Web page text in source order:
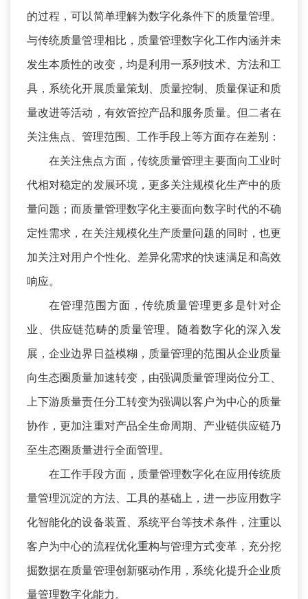
的过程，可以简单理解为数字化条件下的质量管理。
与传统质量管理相比，质量管理数字化工作内涵并未
发生本质性的改变，均是利用一系列技术、方法和工
具，系统化开展质量策划、质量控制、质量保证和质
量改进等活动，有效管控产品和服务质量。但二者在
关注焦点、管理范围、工作手段上等方面存在差别：
在关注焦点方面，传统质量管理主要面向工业时
代相对稳定的发展环境，更多关注规模化生产中的质
量问题；而质量管理数字化主要面向数字时代的不确
定性需求，在关注规模化生产质量问题的同时，也更
加关注对用户个性化、差异化需求的快速满足和高效
响应。
在管理范围方面，传统质量管理更多是针对企
业、供应链范畴的质量管理。随着数字化的深入发
展，企业边界日益模糊，质量管理的范围从企业质量
向生态圈质量加速转变，由强调质量管理岗位分工、
上下游质量责任分工转变为强调以客户为中心的质量
协作，更加注重对产品全生命周期、产业链供应链乃
至生态圈质量进行全面管理。
在工作手段方面，质量管理数字化在应用传统质
量管理沉淀的方法、工具的基础上，进一步应用数字
化智能化的设备装置、系统平台等技术条件，注重以
客户为中心的流程优化重构与管理方式变革，充分挖
掘数据在质量管理创新驱动作用，系统化提升企业质
量管理数字化能力。